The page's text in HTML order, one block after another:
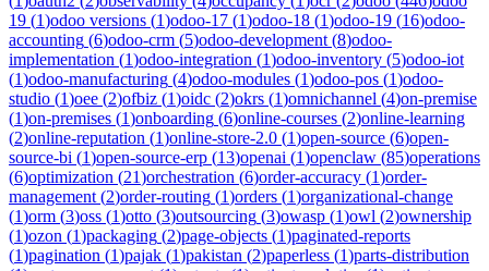
19 (1)odoo versions (1)odoo-17 (1)odoo-18 (1)odoo-19 (16)odoo-
accounting (6)odoo-crm (5)odoo-development (8)odoo-
implementation (1)odoo-integration (1)odoo-inventory (5)odoo-iot
(1)odoo-manufacturing (4)odoo-modules (1)odoo-pos (1)odoo-
studio (1)oee (2)ofbiz (1)oidc (2)okrs (1)omnichannel (4)on-premise
(1)on-premises (1)onboarding (6)online-courses (2)online-learning
(2)online-reputation (1)online-store-2.0 (1)open-source (6)open-
source-bi (1)open-source-erp (13)openai (1)openclaw (85)operations
(6)optimization (21)orchestration (6)order-accuracy (1)order-
management (2)order-routing (1)orders (1)organizational-change
(1)orm (3)oss (1)otto (3)outsourcing (3)owasp (1)owl (2)ownership
(1)ozon (1)packaging (2)page-objects (1)paginated-reports
(1)pagination (1)pajak (1)pakistan (2)paperless (1)parts-distribution